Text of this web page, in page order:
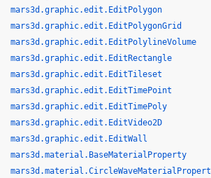
mars3d.graphic.edit.EditPolygon
mars3d.graphic.edit.EditPolygonGrid
mars3d.graphic.edit.EditPolylineVolume
mars3d.graphic.edit.EditRectangle
mars3d.graphic.edit.EditTileset
mars3d.graphic.edit.EditTimePoint
mars3d.graphic.edit.EditTimePoly
mars3d.graphic.edit.EditVideo2D
mars3d.graphic.edit.EditWall
mars3d.material.BaseMaterialProperty